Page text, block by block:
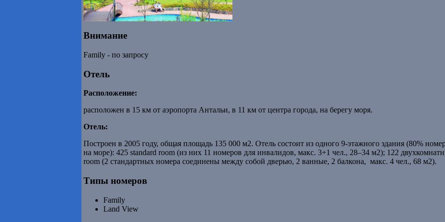
Внимание
Family - по запросу
Отель
Расположение:
расположен в 15 км от аэропорта Антальи, в 11 км от центра города, на берегу моря.
Отель:
Построен в 2005 году, общая площадь 135 000 м2. Отель состоит из одного 9-этажного здания (80%
на море): 425 standard room (из них 11 номеров для инвалидов, макс. 3+1 чел., 28–34 м2); 122
room (2 стандартных номера соединены между собой дверью, 2 ванные, 2 балкона, макс. 4 чел., 68 м2).
Типы номеров
Family
Land View